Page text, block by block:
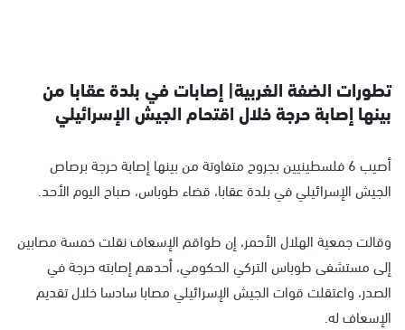
تطورات الضفة الغربية| إصابات في بلدة عقابا من
بينها إصابة حرجة خلال اقتحام الجيش الإسرائيلي
أصيب 6 فلسطينيين بجروح متفاوتة من بينها إصابة حرجة برصاص
الجيش الإسرائيلي في بلدة عقابا، قضاء طوباس، صباح اليوم الأحد.
وقالت جمعية الهلال الأحمر، إن طواقم الإسعاف نقلت خمسة مصابين
إلى مستشفى طوباس التركي الحكومي، أحدهم إصابته حرجة في
الصدر، واعتقلت قوات الجيش الإسرائيلي مصابا سادسا خلال تقديم
الإسعاف له.